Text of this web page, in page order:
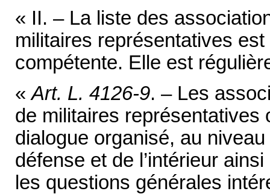
« II. – La liste des
militaires représentatives
compétente. Elle est
«Art. L. 4126-9. – Les
de militaires représentatives
dialogue organisé, au
défense et de l’intérieur
les questions générales